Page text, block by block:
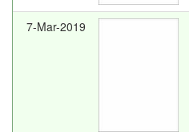
7-Mar-2019